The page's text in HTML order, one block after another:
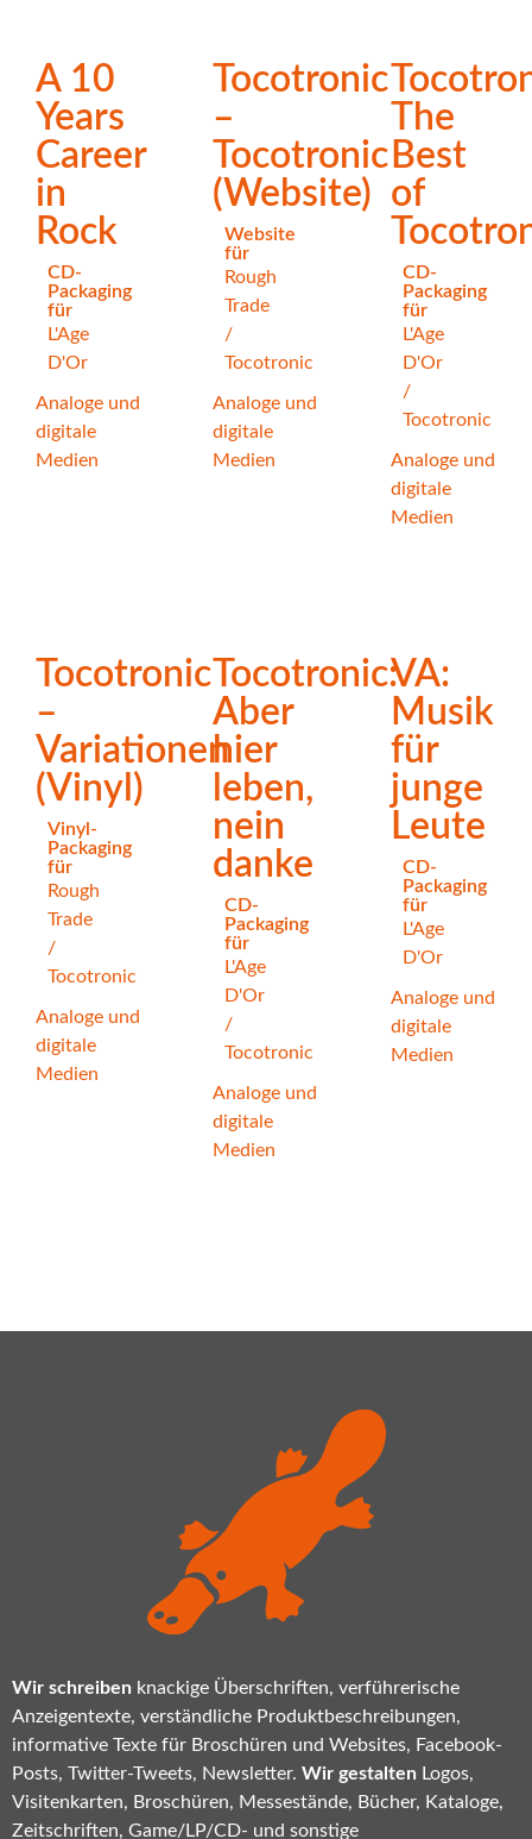
A 10
Years
Career
in
Rock
CD-
Packaging
für
L'Age
D'Or
Analoge und
digitale
Medien
Tocotronic
–
Tocotronic
(Website)
Website
für
Rough
Trade
/
Tocotronic
Analoge und
digitale
Medien
The
Best
of
CD-
Packaging
für
L'Age
D'Or
/
Tocotronic
Analoge und
digitale
Medien
Tocotronic
–
Variationen
(Vinyl)
Vinyl-
Packaging
für
Rough
Trade
/
Tocotronic
Analoge und
digitale
Medien
Tocotronic:
Aber
hier
leben,
nein
danke
CD-
Packaging
für
L'Age
D'Or
/
Tocotronic
Analoge und
digitale
Medien
VA:
Musik
für
junge
Leute
CD-
Packaging
für
L'Age
D'Or
Analoge und
digitale
Medien
Wir schreiben knackige Überschriften, verführerische
Anzeigentexte, verständliche Produktbeschreibungen,
informative Texte für Broschüren und Websites, Facebook-
Posts, Twitter-Tweets, Newsletter. Wir gestalten Logos,
Visitenkarten, Broschüren, Messestände, Bücher, Kataloge,
Zeitschriften, Game/LP/CD- und sonstige